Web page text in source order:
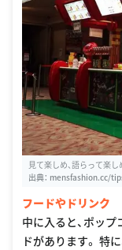
見て楽しめ、語らって楽
出典： mensfashion.cc/
フードやドリンク
中に入ると、ポッ
ドがあります。 特